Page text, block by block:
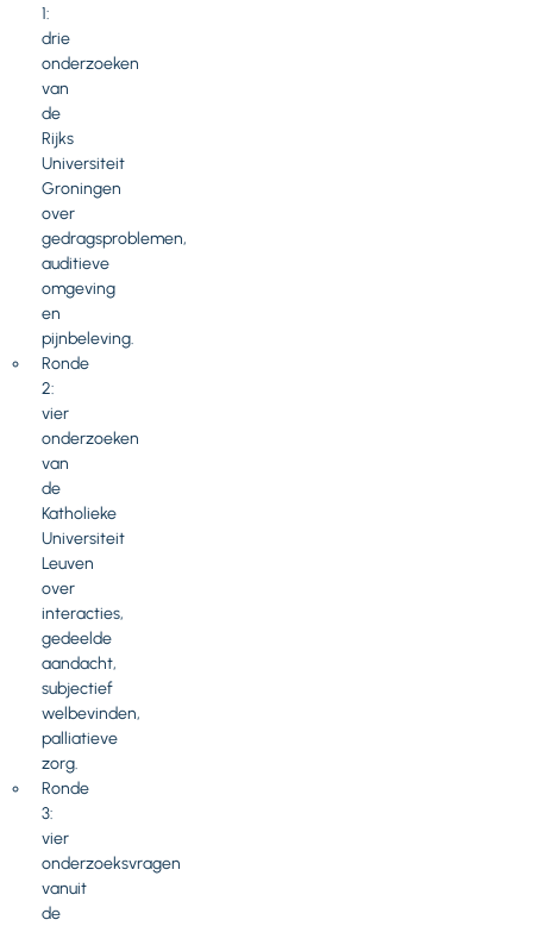
1:
drie
onderzoeken
van
de
Rijks
Universiteit
Groningen
over
gedragsproblemen,
auditieve
omgeving
en
pijnbeleving.
Ronde
2:
vier
onderzoeken
van
de
Katholieke
Universiteit
Leuven
over
interacties,
gedeelde
aandacht,
subjectief
welbevinden,
palliatieve
zorg.
Ronde
3:
vier
onderzoeksvragen
vanuit
de